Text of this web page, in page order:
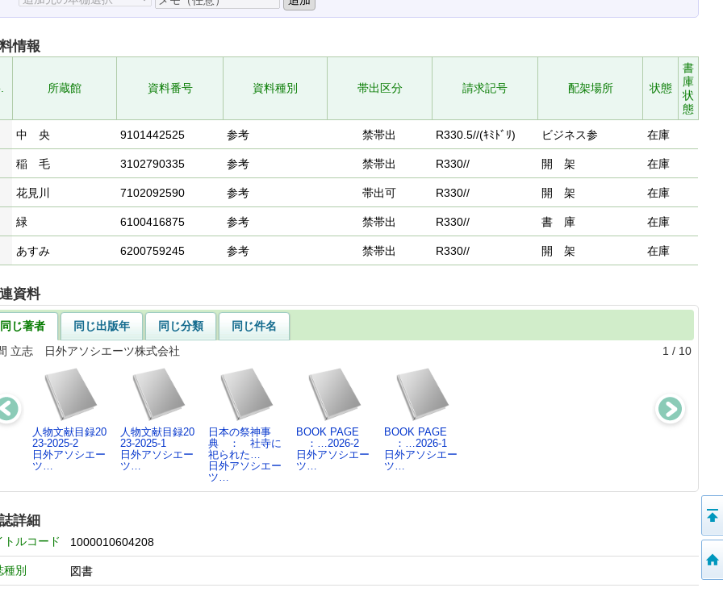
情報
所蔵館 資料番号 資料種別 帯出区分 請求記号 配架場所 状態
書
庫
状
態
中 央 9101442525 参考 禁帯出 R330.5//(ｷﾐﾄﾞﾘ) ビジネス参 在庫
稲 毛 3102790335 参考 禁帯出 R330// 開 架 在庫
花見川 7102092590 参考 帯出可 R330// 開 架 在庫
緑 6100416875 参考 禁帯出 R330// 書 庫 在庫
あすみ 6200759245 参考 禁帯出 R330// 開 架 在庫
資料
同じ著者 同じ出版年 同じ分類
同じ件名
立志 日外アソシエーツ株式会社
1 / 10
人物文献目録20
23-2025-2
日外アソシエー
ツ…
人物文献目録20
23-2025-1
日外アソシエー
ツ…
日本の祭神事
典 ： 社寺に
祀られた…
日外アソシエー
ツ…
BOOK PAGE
：…2026-2
日外アソシエー
ツ…
BOOK PAGE
：…2026-1
日外アソシエー
ツ…
詳細
トルコード 1000010604208
種別 図書